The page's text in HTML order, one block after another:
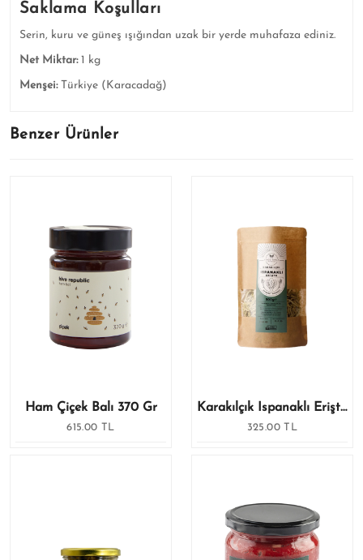
Saklama Koşulları
Serin, kuru ve güneş ışığından uzak bir yerde muhafaza ediniz.
Net Miktar:1 kg
Menşei:Türkiye (Karacadağ)
Benzer Ürünler
Ham Çiçek Balı 370 Gr
615.00 TL
Karakılçık Ispanaklı Erişte 500 Gr
325.00 TL